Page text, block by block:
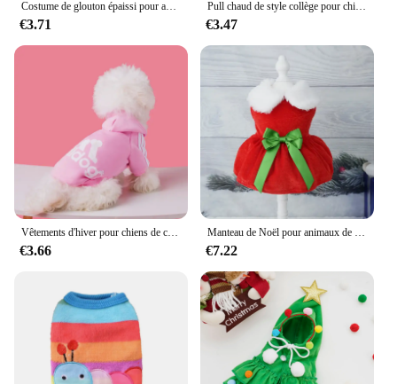
€3.71
Pull chaud de style collège pour chiens et chats, vêtements pour animaux de compagnie, chiot, petits et moyens chiens, glaçure, bouledogue en peluche, chihuahua, hiver
€3.47
€3.66 €7.22